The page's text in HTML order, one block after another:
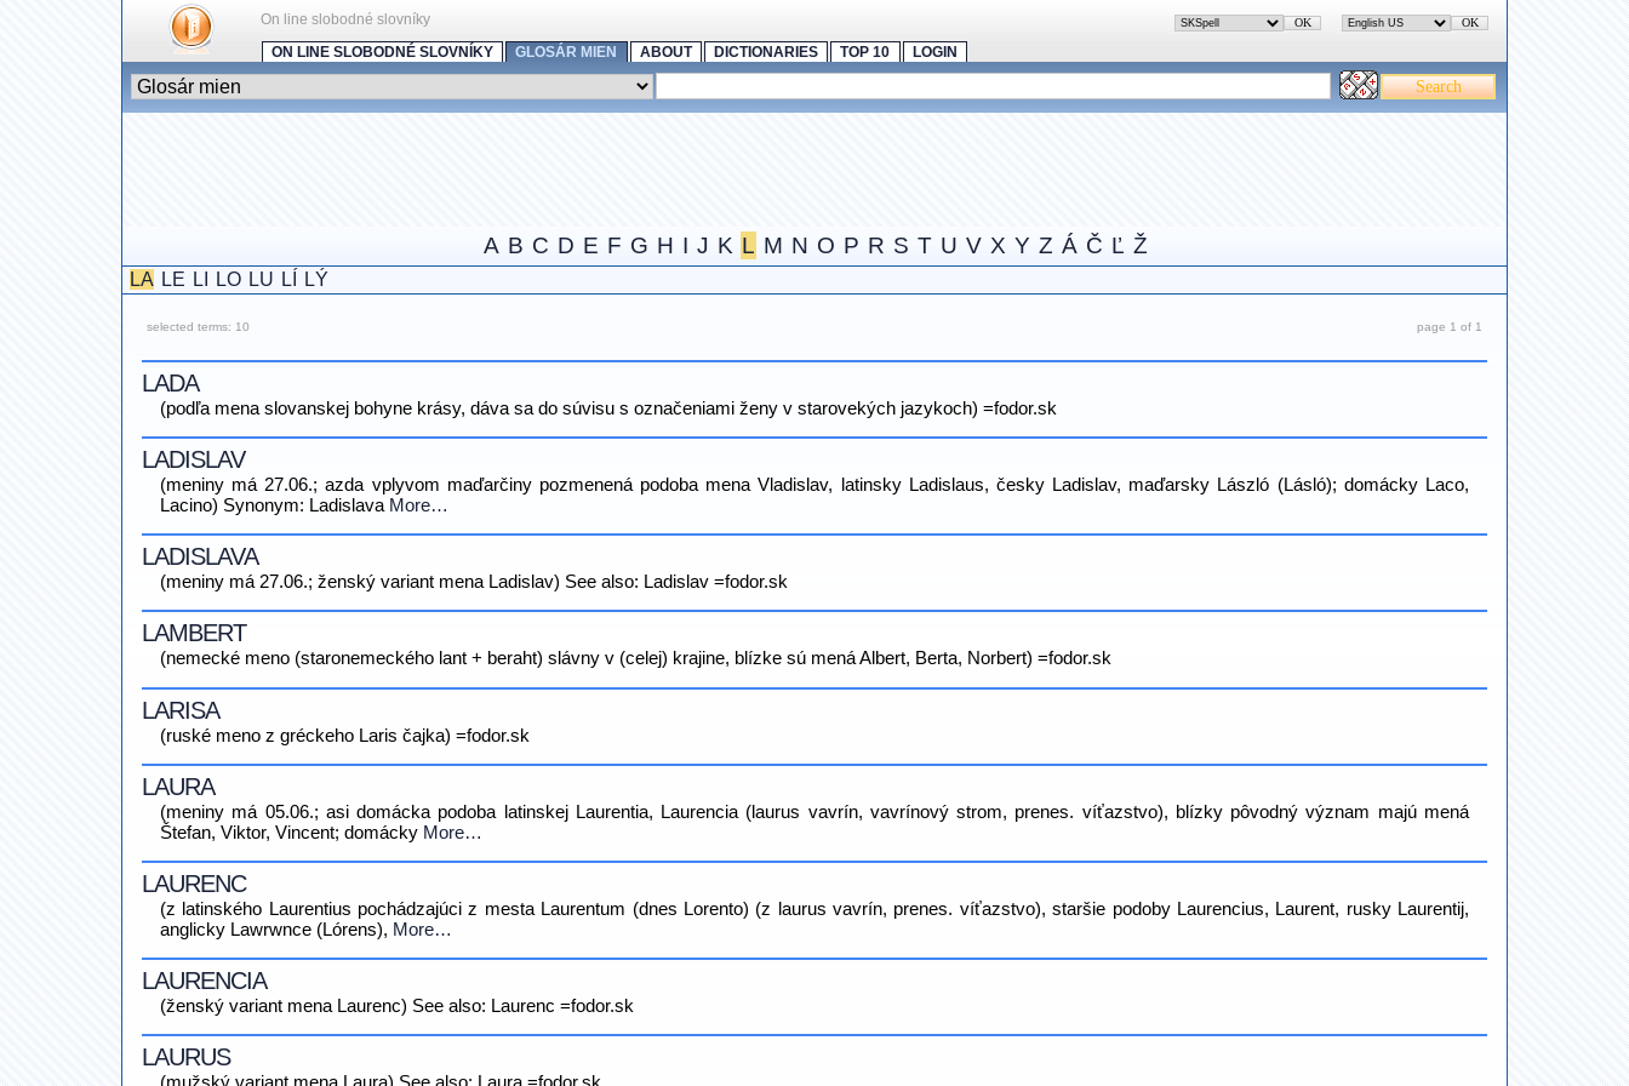
On line slobodné slovníky
ON LINE SLOBODNÉ SLOVNÍKY
GLOSÁR MIEN ABOUT DICTIONARIES TOP 10 LOGIN
A B C D E F G H I J K L M N O P R S T U V X Y Z Á Č Ľ Ž
LA LE LI LO LU LÍ LÝ
selected terms: 10 page 1 of 1
LADA
(podľa mena slovanskej bohyne krásy, dáva sa do súvisu s označeniami ženy v starovekých jazykoch) =fodor.sk
LADISLAV
(meniny má 27.06.; azda vplyvom maďarčiny pozmenená podoba mena Vladislav, latinsky Ladislaus, česky Ladislav, maďarsky László (Lásló); domácky Laco,
Lacino) Synonym: Ladislava More…
LADISLAVA
(meniny má 27.06.; ženský variant mena Ladislav) See also: Ladislav =fodor.sk
LAMBERT
(nemecké meno (staronemeckého lant + beraht) slávny v (celej) krajine, blízke sú mená Albert, Berta, Norbert) =fodor.sk
LARISA
(ruské meno z gréckeho Laris čajka) =fodor.sk
LAURA
(meniny má 05.06.; asi domácka podoba latinskej Laurentia, Laurencia (laurus vavrín, vavrínový strom, prenes. víťazstvo), blízky pôvodný význam majú mená
Štefan, Viktor, Vincent; domácky More…
LAURENC
(z latinského Laurentius pochádzajúci z mesta Laurentum (dnes Lorento) (z laurus vavrín, prenes. víťazstvo), staršie podoby Laurencius, Laurent, rusky Laurentij,
anglicky Lawrwnce (Lórens), More…
LAURENCIA
(ženský variant mena Laurenc) See also: Laurenc =fodor.sk
LAURUS